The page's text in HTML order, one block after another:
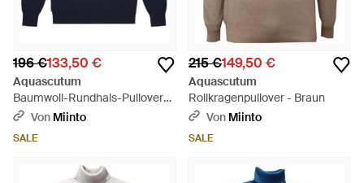
196 €133,50 €
Aquascutum
Baumwoll-Rundhals-Pullover
Mit Rippstrickmuster - Blau
Von Miinto
SALE
215 €149,50 €
Aquascutum
Rollkragenpullover - Braun
Von Miinto
SALE